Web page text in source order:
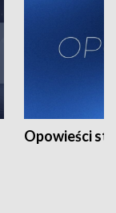
Opowieści